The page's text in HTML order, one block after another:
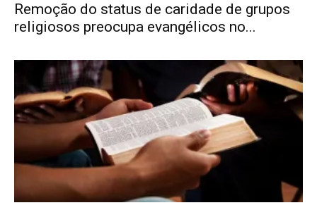
Remoção do status de caridade de grupos
religiosos preocupa evangélicos no...